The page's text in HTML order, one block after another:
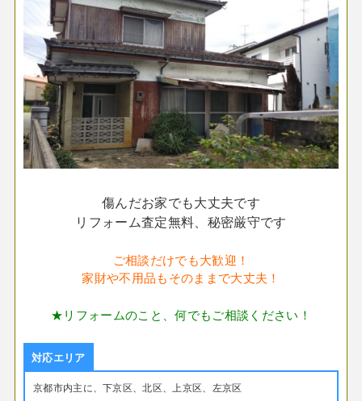
傷んだお家でも大丈夫です
リフォーム査定無料、秘密厳守です
ご相談だけでも大歓迎！
家財や不用品もそのままで大丈夫！
★リフォームのこと、何でもご相談ください！
対応エリア
京都市内主に、下京区、北区、上京区、左京区